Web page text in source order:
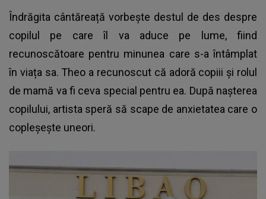
Îndrăgita cântăreață vorbește destul de des despre
copilul pe care îl va aduce pe lume, fiind
recunoscătoare pentru minunea care s-a întâmplat
în viața sa. Theo a recunoscut că adoră copiii și rolul
de mamă va fi ceva special pentru ea. După nașterea
copilului, artista speră să scape de anxietatea care o
copleșește uneori.